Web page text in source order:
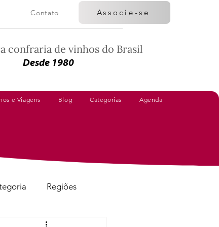
Contato Associe-se
confraria de vinhos do Brasil
Desde 1980
e Viagens Blog Categorias Agenda
Regiões